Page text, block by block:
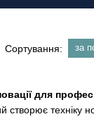
Сортування: за
для
техніку